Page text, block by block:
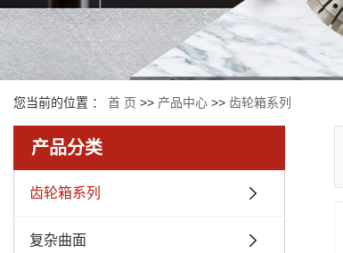
您当前的位置 ： 首 页 >> 产品中心 >> 齿轮箱系列
产品分类
齿轮箱系列
复杂曲面